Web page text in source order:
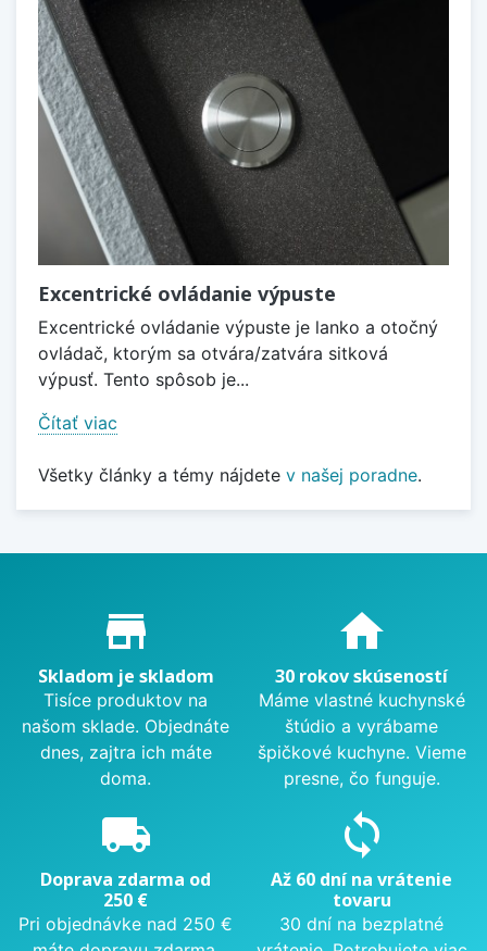
Excentrické ovládanie výpuste
Excentrické ovládanie výpuste je lanko a otočný
ovládač, ktorým sa otvára/zatvára sitková
výpusť. Tento spôsob je...
Čítať viac
Všetky články a témy nájdete v našej poradne.
Proč nakupovat u nás?
store_mall_directory
Skladom je skladom
Tisíce produktov na
našom sklade. Objednáte
dnes, zajtra ich máte
doma.
home
30 rokov skúseností
Máme vlastné kuchynské
štúdio a vyrábame
špičkové kuchyne. Vieme
presne, čo funguje.
local_shipping
Doprava zdarma od
250 €
Pri objednávke nad 250 €
sync
Až 60 dní na vrátenie
tovaru
30 dní na bezplatné